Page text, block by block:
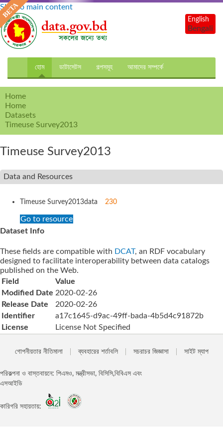
Skip to main content
হোম ডাটাসেটস গল্পসমূহ আমাদের সম্পর্কে
English
Bengali
Home
Home
Datasets
Timeuse Survey2013
Timeuse Survey2013
Data and Resources
Timeuse Survey2013data 230
Go to resource
Dataset Info
These fields are compatible with DCAT, an RDF vocabulary
designed to facilitate interoperability between data catalogs
published on the Web.
Field
Value
Modified Date 2020-02-26
Release Date
2020-02-26
Identifier
a17c1645-d9ac-49ff-bada-4b5d4c91872b
License
License Not Specified
গোপনীয়তার নীতিমালা ব্যবহারের শর্তাবলি সচরাচর জিজ্ঞাসা সাইট ম্যাপ
পরিকল্পনা ও বাস্তবায়নে: পিএমও, মন্ত্রীসভা, বিসিসি,বিবিএস এবং
এসআইডি
কারিগরি সহায়তায়: